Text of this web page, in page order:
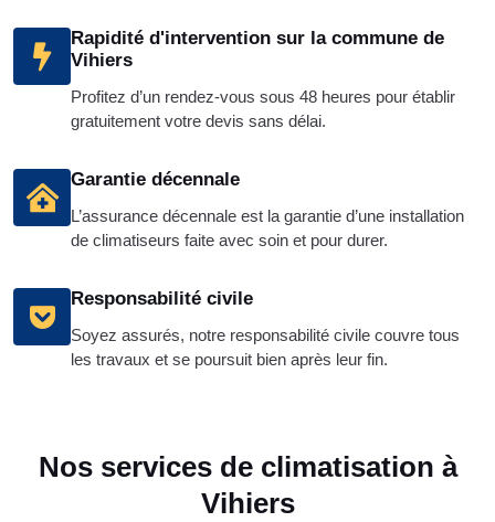
Rapidité d'intervention sur la commune de
Vihiers
Profitez d’un rendez-vous sous 48 heures pour établir
gratuitement votre devis sans délai.
Garantie décennale
L’assurance décennale est la garantie d’une installation
de climatiseurs faite avec soin et pour durer.
Responsabilité civile
Soyez assurés, notre responsabilité civile couvre tous
les travaux et se poursuit bien après leur fin.
Nos services de climatisation à
Vihiers